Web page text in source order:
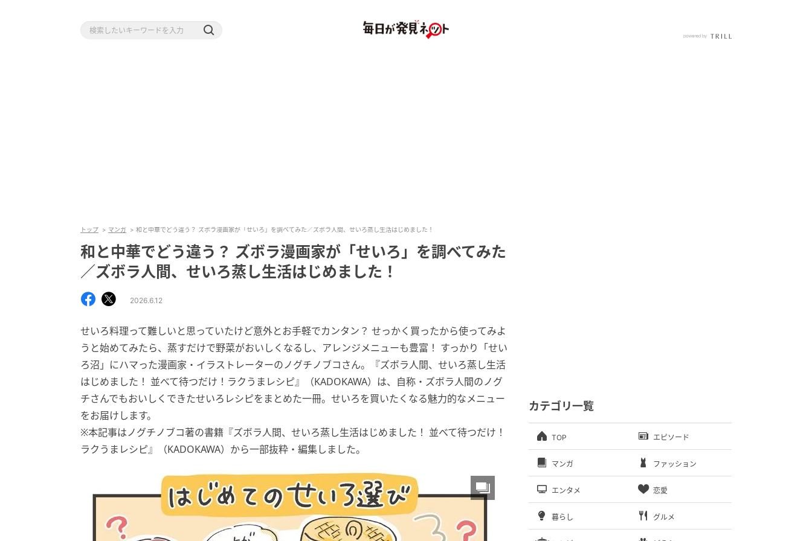
トップ マンガ 和と中華でどう違う？ ズボラ漫画家が「せいろ」を調べてみた／ズボラ人間、せいろ蒸し生活はじめました！
和と中華でどう違う？ ズボラ漫画家が「せいろ」を調べてみた
／ズボラ人間、せいろ蒸し生活はじめました！
2026.6.12
せいろ料理って難しいと思っていたけど意外とお手軽でカンタン？ せっかく買ったから使ってみよ
うと始めてみたら、蒸すだけで野菜がおいしくなるし、アレンジメニューも豊富！ すっかり「せい
ろ沼」にハマった漫画家・イラストレーターのノグチノブコさん。『ズボラ人間、せいろ蒸し生活
はじめました！ 並べて待つだけ！ラクうまレシピ』（KADOKAWA）は、自称・ズボラ人間のノグ
チさんでもおいしくできたせいろレシピをまとめた一冊。せいろを買いたくなる魅力的なメニュー
をお届けします。
※本記事はノグチノブコ著の書籍『ズボラ人間、せいろ蒸し生活はじめました！ 並べて待つだけ！
ラクうまレシピ』（KADOKAWA）から一部抜粋・編集しました。
カテゴリ一覧
TOP エピソード
マンガ ファッション
エンタメ 恋愛
暮らし グルメ